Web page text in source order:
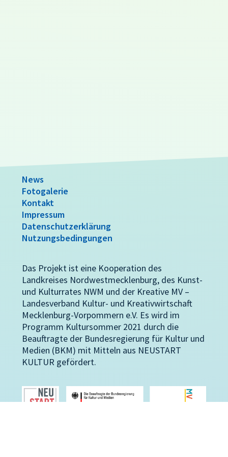
News
Fotogalerie
Kontakt
Impressum
Datenschutzerklärung
Nutzungsbedingungen
Das Projekt ist eine Kooperation des
Landkreises Nordwestmecklenburg, des Kunst-
und Kulturrates NWM und der Kreative MV –
Landesverband Kultur- und Kreativwirtschaft
Mecklenburg-Vorpommern e.V. Es wird im
Programm Kultursommer 2021 durch die
Beauftragte der Bundesregierung für Kultur und
Medien (BKM) mit Mitteln aus NEUSTART
KULTUR gefördert.